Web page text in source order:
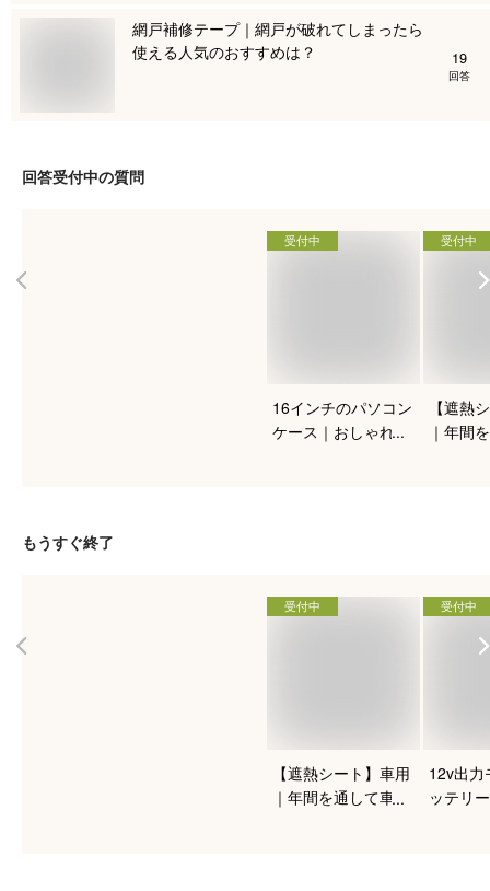
網戸補修テープ｜網戸が破れてしまったら
使える人気のおすすめは？
19
回答
回答受付中の質問
受付中
16インチのパソコン
ケース｜おしゃれな
受付中
【遮熱
｜年間
もうすぐ終了
受付中
【遮熱シート】車用
｜年間を通して車内
受付中
12v出力
ッテリ